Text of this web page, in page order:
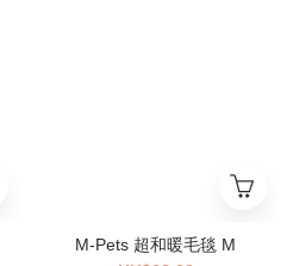
M-Pets 超和暖毛毯 M